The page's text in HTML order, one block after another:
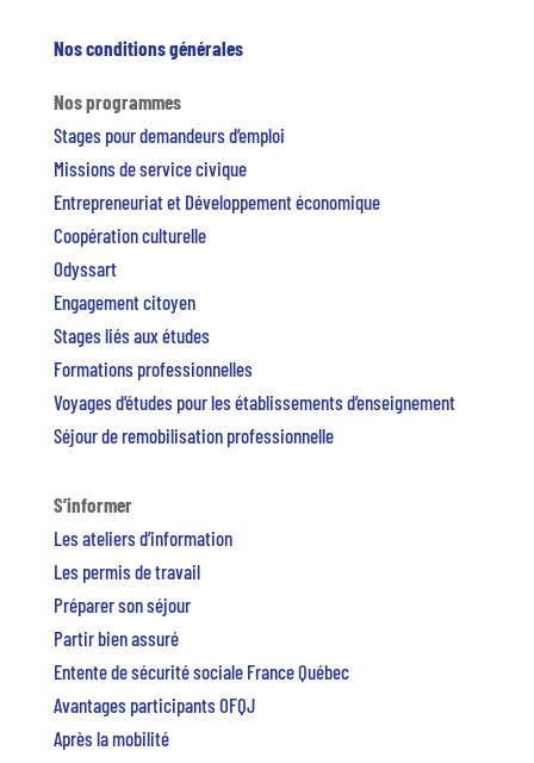
Nos conditions générales
Nos programmes
Stages pour demandeurs d’emploi
Missions de service civique
Entrepreneuriat et Développement économique
Coopération culturelle
Odyssart
Engagement citoyen
Stages liés aux études
Formations professionnelles
Voyages d’études pour les établissements d’enseignement
Séjour de remobilisation professionnelle
S’informer
Les ateliers d’information
Les permis de travail
Préparer son séjour
Partir bien assuré
Entente de sécurité sociale France Québec
Avantages participants OFQJ
Après la mobilité